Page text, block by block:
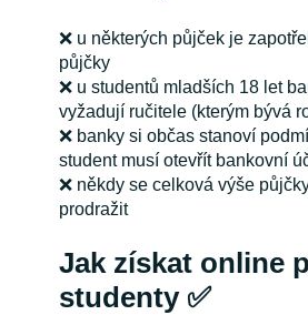
❌ u některých půjček je
půjčky
❌ u studentů mladších 18 let
vyžadují ručitele (kterým bývá
❌ banky si občas stanoví
student musí otevřít bankovní
❌ někdy se celková výše
prodražit
Jak získat online
studenty ✅